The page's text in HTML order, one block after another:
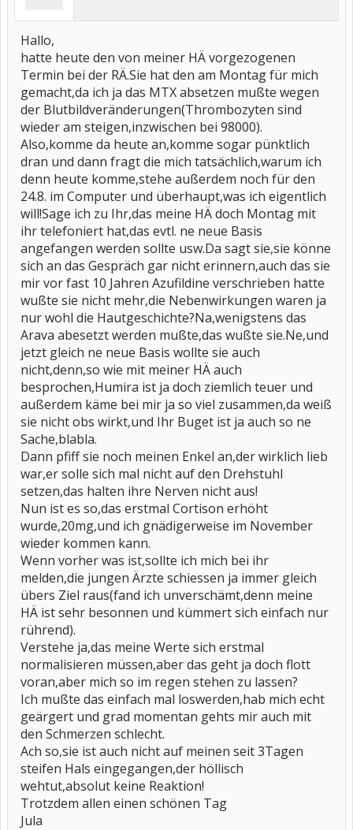
Hallo,
hatte heute den von meiner HÄ vorgezogenen
Termin bei der RÄ.Sie hat den am Montag für mich
gemacht,da ich ja das MTX absetzen mußte wegen
der Blutbildveränderungen(Thrombozyten sind
wieder am steigen,inzwischen bei 98000).
Also,komme da heute an,komme sogar pünktlich
dran und dann fragt die mich tatsächlich,warum ich
denn heute komme,stehe außerdem noch für den
24.8. im Computer und überhaupt,was ich eigentlich
will!Sage ich zu Ihr,das meine HÄ doch Montag mit
ihr telefoniert hat,das evtl. ne neue Basis
angefangen werden sollte usw.Da sagt sie,sie könne
sich an das Gespräch gar nicht erinnern,auch das sie
mir vor fast 10 Jahren Azufildine verschrieben hatte
wußte sie nicht mehr,die Nebenwirkungen waren ja
nur wohl die Hautgeschichte?Na,wenigstens das
Arava abesetzt werden mußte,das wußte sie.Ne,und
jetzt gleich ne neue Basis wollte sie auch
nicht,denn,so wie mit meiner HÄ auch
besprochen,Humira ist ja doch ziemlich teuer und
außerdem käme bei mir ja so viel zusammen,da weiß
sie nicht obs wirkt,und Ihr Buget ist ja auch so ne
Sache,blabla.
Dann pfiff sie noch meinen Enkel an,der wirklich lieb
war,er solle sich mal nicht auf den Drehstuhl
setzen,das halten ihre Nerven nicht aus!
Nun ist es so,das erstmal Cortison erhöht
wurde,20mg,und ich gnädigerweise im November
wieder kommen kann.
Wenn vorher was ist,sollte ich mich bei ihr
melden,die jungen Ärzte schiessen ja immer gleich
übers Ziel raus(fand ich unverschämt,denn meine
HÄ ist sehr besonnen und kümmert sich einfach nur
rührend).
Verstehe ja,das meine Werte sich erstmal
normalisieren müssen,aber das geht ja doch flott
voran,aber mich so im regen stehen zu lassen?
Ich mußte das einfach mal loswerden,hab mich echt
geärgert und grad momentan gehts mir auch mit
den Schmerzen schlecht.
Ach so,sie ist auch nicht auf meinen seit 3Tagen
steifen Hals eingegangen,der höllisch
wehtut,absolut keine Reaktion!
Trotzdem allen einen schönen Tag
Jula